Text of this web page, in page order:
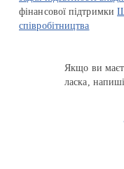
фінансової підтримки
співробітництва
Якщо ви
ласка,